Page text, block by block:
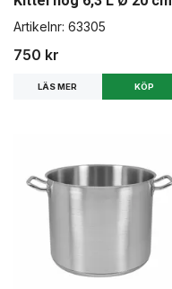
Artikelnr: 63305
750 kr
LÄS MER